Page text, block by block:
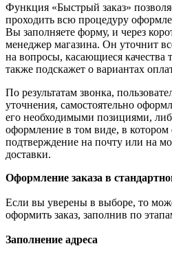
Функция «Быстрый заказ»
проходить всю процедуру
Вы заполняете форму, и через
менеджер магазина. Он уточнит
на вопросы, касающиеся качества
также подскажет о вариантах
По результатам звонка,
уточнения, самостоятельно
его необходимыми позициями,
оформление в том виде, в котором
подтверждение на почту или на
доставки.
Оформление заказа в
Если вы уверены в выборе, то
оформить заказ, заполнив по
Заполнение адреса